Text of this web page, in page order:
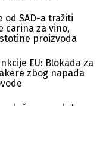
od SAD-a tražiti
carina za vino,
proizvoda
EU: Blokada za
zbog napada
mandat na